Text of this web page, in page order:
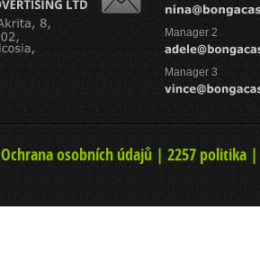
Manager 2
Manager 3
Ochrana osobních údajů | 2257 politika